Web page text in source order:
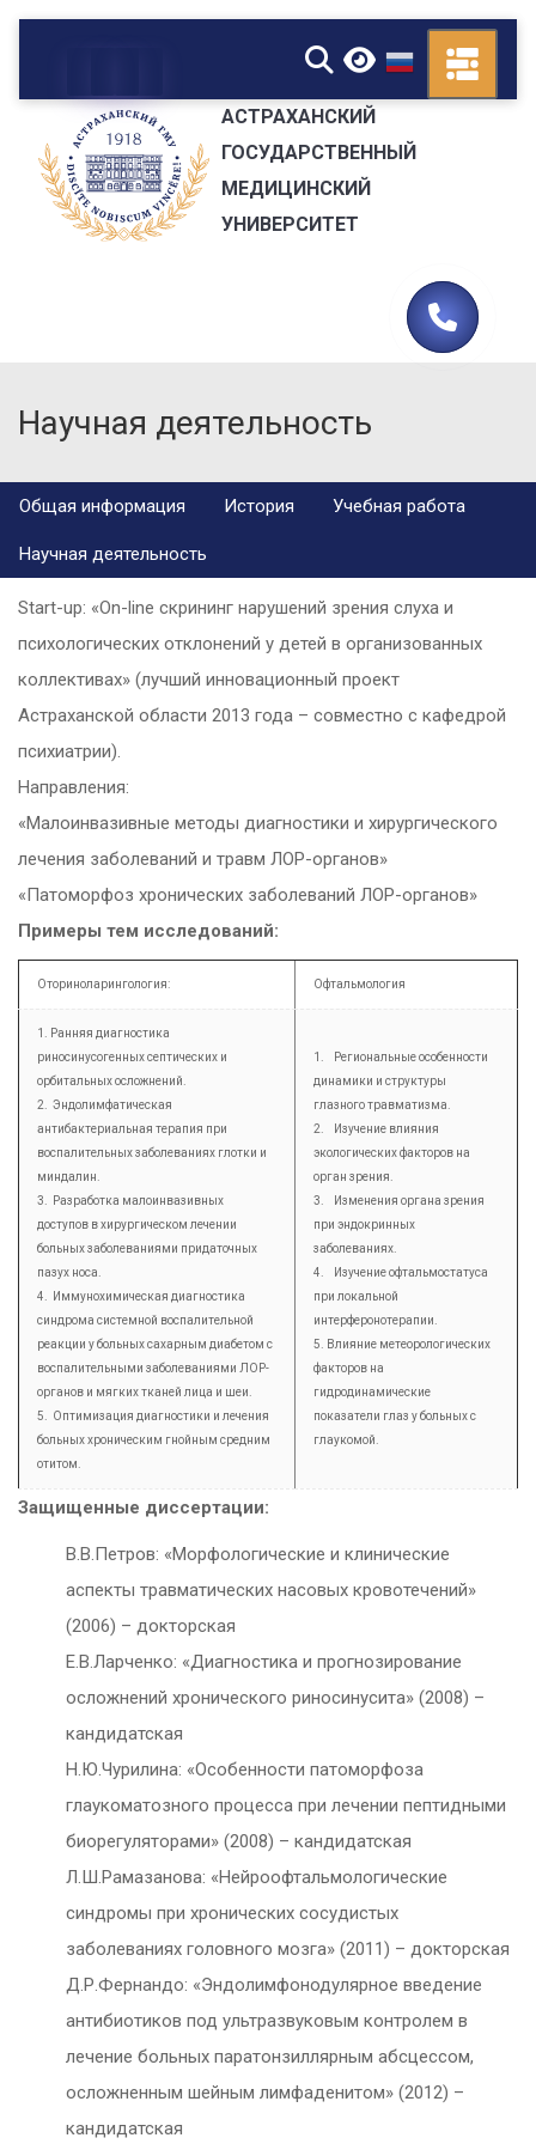
▼
АСТРАХАНСКИЙ
ГОСУДАРСТВЕННЫЙ
МЕДИЦИНСКИЙ
УНИВЕРСИТЕТ
Научная деятельность
Общая информация История Учебная работа
Научная деятельность
Start-up: «On-line скрининг нарушений зрения слуха и
психологических отклонений у детей в организованных
коллективах» (лучший инновационный проект
Астраханской области 2013 года – совместно с кафедрой
психиатрии).
Направления:
«Малоинвазивные методы диагностики и хирургического
лечения заболеваний и травм ЛОР-органов»
«Патоморфоз хронических заболеваний ЛОР-органов»
Примеры тем исследований:
Оториноларингология: Офтальмология
1. Ранняя диагностика
риносинусогенных септических и
орбитальных осложнений.
2. Эндолимфатическая
антибактериальная терапия при
воспалительных заболеваниях глотки и
миндалин.
3. Разработка малоинвазивных
доступов в хирургическом лечении
больных заболеваниями придаточных
пазух носа.
4. Иммунохимическая диагностика
синдрома системной воспалительной
реакции у больных сахарным диабетом с
воспалительными заболеваниями ЛОР-
органов и мягких тканей лица и шеи.
5. Оптимизация диагностики и лечения
больных хроническим гнойным средним
отитом.
1. Региональные особенности
динамики и структуры
глазного травматизма.
2. Изучение влияния
экологических факторов на
орган зрения.
3. Изменения органа зрения
при эндокринных
заболеваниях.
4. Изучение офтальмостатуса
при локальной
интерферонотерапии.
5. Влияние метеорологических
факторов на
гидродинамические
показатели глаз у больных с
глаукомой.
Защищенные диссертации:
В.В.Петров: «Морфологические и клинические
аспекты травматических насовых кровотечений»
(2006) – докторская
Е.В.Ларченко: «Диагностика и прогнозирование
осложнений хронического риносинусита» (2008) –
кандидатская
Н.Ю.Чурилина: «Особенности патоморфоза
глаукоматозного процесса при лечении пептидными
биорегуляторами» (2008) – кандидатская
Л.Ш.Рамазанова: «Нейроофтальмологические
синдромы при хронических сосудистых
заболеваниях головного мозга» (2011) – докторская
Д.Р.Фернандо: «Эндолимфонодулярное введение
антибиотиков под ультразвуковым контролем в
лечение больных паратонзиллярным абсцессом,
осложненным шейным лимфаденитом» (2012) –
кандидатская